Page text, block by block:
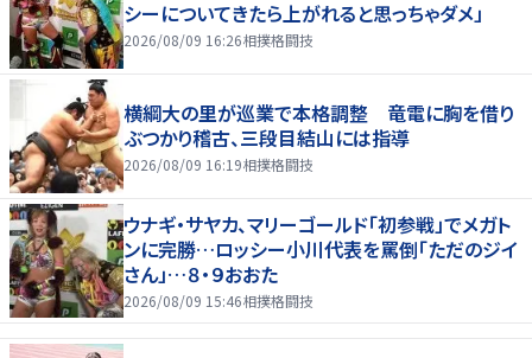
シーについてきたら上がれると思っちゃダメ」
2026/08/09 16:26相撲格闘技
横綱大の里が巡業で本格調整 竜電に胸を借り
ぶつかり稽古、三段目結山には指導
2026/08/09 16:19相撲格闘技
ウナギ・サヤカ、マリーゴールド「初参戦」でメガト
ンに完勝…ロッシー小川代表を罵倒「ただのジイ
さん」…８・９おおた
2026/08/09 15:46相撲格闘技